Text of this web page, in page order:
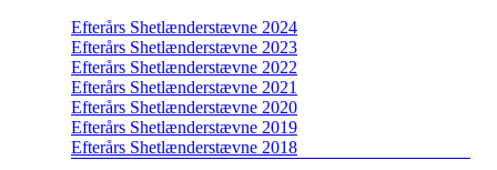
Efterårs Shetlænderstævne 2024
Efterårs Shetlænderstævne 2023
Efterårs Shetlænderstævne 2022
Efterårs Shetlænderstævne 2021
Efterårs Shetlænderstævne 2020
Efterårs Shetlænderstævne 2019
Efterårs Shetlænderstævne 2018